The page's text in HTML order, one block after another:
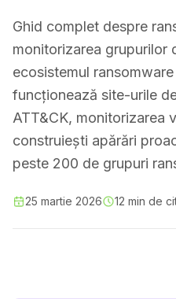
Ghid complet despre
monitorizarea grupurilor
ecosistemul
funcționează site-urile
ATT&CK, monitorizarea
construiești apărări
peste 200 de grupuri
25 martie 2026 12 min de